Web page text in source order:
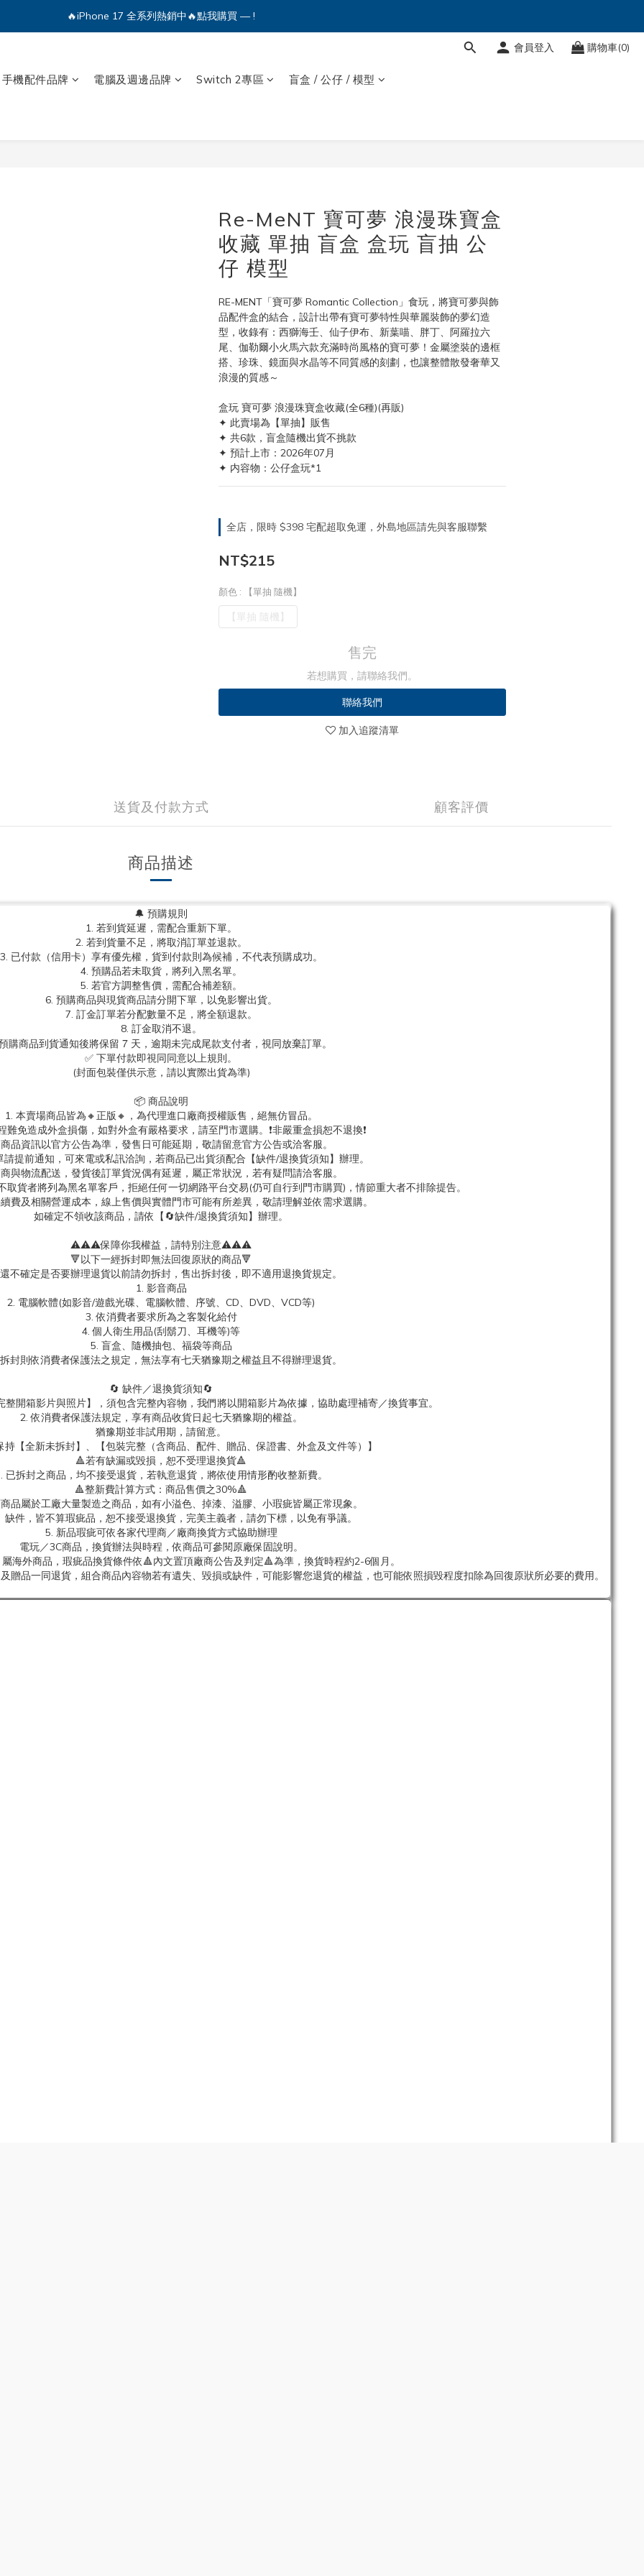
🔥iPhone 17 全系列熱銷中🔥點我購買 — !
🔥iPhone 17 全系列熱銷中🔥點我購買 — !
🔥iPhone 17 全系列熱銷中🔥點我購買 — !
會員登入 購物車(0)
手機配件品牌 電腦及週邊品牌 Switch 2專區 盲盒 / 公仔 / 模型
Re-MeNT 寶可夢 浪漫珠寶盒
收藏 單抽 盲盒 盒玩 盲抽 公
仔 模型
RE-MENT「寶可夢 Romantic Collection」食玩，將寶可夢與飾
品配件盒的結合，設計出帶有寶可夢特性與華麗裝飾的夢幻造
型，收錄有：西獅海壬、仙子伊布、新葉喵、胖丁、阿羅拉六
尾、伽勒爾小火馬六款充滿時尚風格的寶可夢！金屬塗裝的邊框
搭、珍珠、鏡面與水晶等不同質感的刻劃，也讓整體散發奢華又
浪漫的質感～
盒玩 寶可夢 浪漫珠寶盒收藏(全6種)(再販)
✦ 此賣場為【單抽】販售
✦ 共6款，盲盒隨機出貨不挑款
✦ 預計上市：2026年07月
✦ 内容物：公仔盒玩*1
全店，限時 $398 宅配超取免運，外島地區請先與客服聯繫
NT$215
顏色 : 【單抽 隨機】
【單抽 隨機】
售完
若想購買，請聯絡我們。
聯絡我們
加入追蹤清單
送貨及付款方式 顧客評價
商品描述
🔔 預購規則
1. 若到貨延遲，需配合重新下單。
2. 若到貨量不足，將取消訂單並退款。
3. 已付款（信用卡）享有優先權，貨到付款則為候補，不代表預購成功。
4. 預購品若未取貨，將列入黑名單。
5. 若官方調整售價，需配合補差額。
6. 預購商品與現貨商品請分開下單，以免影響出貨。
7. 訂金訂單若分配數量不足，將全額退款。
8. 訂金取消不退。
購商品到貨通知後將保留 7 天，逾期未完成尾款支付者，視同放棄訂單。
✅ 下單付款即視同同意以上規則。
(封面包裝僅供示意，請以實際出貨為準)
📦 商品說明
1. 本賣場商品皆為🔸正版🔸，為代理進口廠商授權販售，絕無仿冒品。
難免造成外盒損傷，如對外盒有嚴格要求，請至門市選購。❗非嚴重盒損恕不退換❗
品資訊以官方公告為準，發售日可能延期，敬請留意官方公告或洽客服。
請提前通知，可來電或私訊洽詢，若商品已出貨須配合【缺件/退換貨須知】辦理。
與物流配送，發貨後訂單貨況偶有延遲，屬正常狀況，若有疑問請洽客服。
取貨者將列為黑名單客戶，拒絕任何一切網路平台交易(仍可自行到門市購買)，情節重大者不排除提告。
費及相關營運成本，線上售價與實體門市可能有所差異，敬請理解並依需求選購。
如確定不領收該商品，請依【🔄缺件/退換貨須知】辦理。
⚠️⚠️⚠️保障你我權益，請特別注意⚠️⚠️⚠️
🔻以下一經拆封即無法回復原狀的商品🔻
不確定是否要辦理退貨以前請勿拆封，售出拆封後，即不適用退換貨規定。
1. 影音商品
2. 電腦軟體(如影音/遊戲光碟、電腦軟體、序號、CD、DVD、VCD等)
3. 依消費者要求所為之客製化給付
4. 個人衛生用品(刮鬍刀、耳機等)等
5. 盲盒、隨機抽包、福袋等商品
封則依消費者保護法之規定，無法享有七天猶豫期之權益且不得辦理退貨。
🔄 缺件／退換貨須知🔄
開箱影片與照片】，須包含完整內容物，我們將以開箱影片為依據，協助處理補寄／換貨事宜。
2. 依消費者保護法規定，享有商品收貨日起七天猶豫期的權益。
猶豫期並非試用期，請留意。
持【全新未拆封】、【包裝完整（含商品、配件、贈品、保證書、外盒及文件等）】
🔺若有缺漏或毀損，恕不受理退換貨🔺
已拆封之商品，均不接受退貨，若執意退貨，將依使用情形酌收整新費。
🔺整新費計算方式：商品售價之30%🔺
品屬於工廠大量製造之商品，如有小溢色、掉漆、溢膠、小瑕疵皆屬正常現象。
缺件，皆不算瑕疵品，恕不接受退換貨，完美主義者，請勿下標，以免有爭議。
5. 新品瑕疵可依各家代理商／廠商換貨方式協助辦理
電玩／3C商品，換貨辦法與時程，依商品可參閱原廠保固說明。
海外商品，瑕疵品換貨條件依🔺內文置頂廠商公告及判定🔺為準，換貨時程約2-6個月。
品一同退貨，組合商品內容物若有遺失、毀損或缺件，可能影響您退貨的權益，也可能依照損毀程度扣除為回復原狀所必要的費用。